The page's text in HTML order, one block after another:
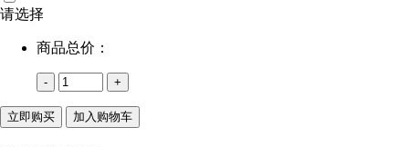
请选择
商品总价：
- +
立即购买 加入购物车